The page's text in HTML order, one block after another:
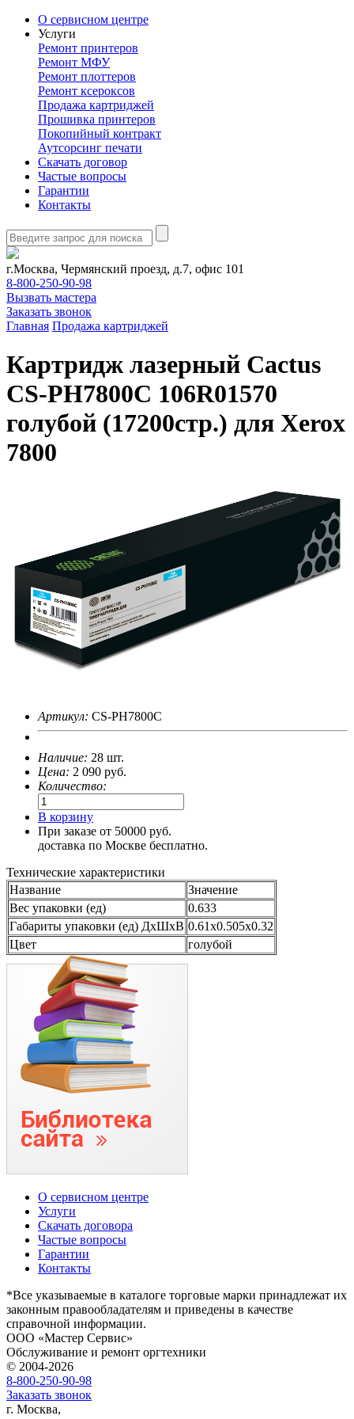
О сервисном центре
Услуги
Ремонт принтеров
Ремонт МФУ
Ремонт плоттеров
Ремонт ксероксов
Продажа картриджей
Прошивка принтеров
Покопийный контракт
Аутсорсинг печати
Скачать договор
Частые вопросы
Гарантии
Контакты
г.Москва, Чермянский проезд, д.7, офис 101
8-800-250-90-98
Вызвать мастера
Заказать звонок
Главная Продажа картриджей
Картридж лазерный Cactus
CS-PH7800C 106R01570
голубой (17200стр.) для Xerox
7800
Артикул: CS-PH7800C
Наличие: 28 шт.
Цена: 2 090 руб.
Количество:
В корзину
При заказе от 50000 руб.
доставка по Москве бесплатно.
Технические характеристики
Название
Значение
Вес упаковки (ед)
0.633
Габариты упаковки (ед) ДхШхВ 0.61x0.505x0.32
Цвет
голубой
О сервисном центре
Услуги
Скачать договора
Частые вопросы
Гарантии
Контакты
*Все указываемые в каталоге торговые марки принадлежат их
законным правообладателям и приведены в качестве
справочной информации.
ООО «Мастер Сервис»
Обслуживание и ремонт оргтехники
© 2004-2026
8-800-250-90-98
Заказать звонок
г. Москва,